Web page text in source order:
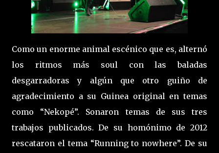
Como un enorme animal escénico que es, alternó
los ritmos más soul con las baladas
desgarradoras y algún que otro guiño de
agradecimiento a su Guinea original en temas
como “Nekopé”. Sonaron temas de sus tres
trabajos publicados. De su homónimo de 2012
rescataron el tema “Running to nowhere”. De su